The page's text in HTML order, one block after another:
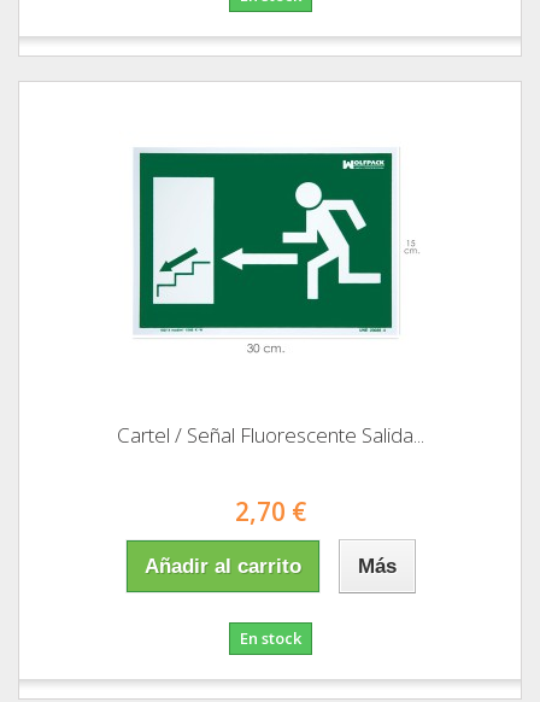
Cartel / Señal Fluorescente Salida...
2,70 €
Añadir al carrito Más
En stock